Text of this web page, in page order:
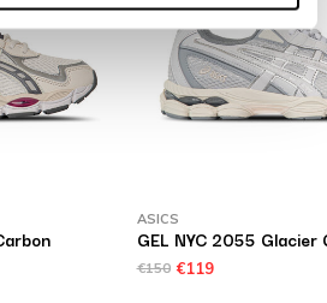
ASICS
GEL NYC 2055 Glacier
€150 €119